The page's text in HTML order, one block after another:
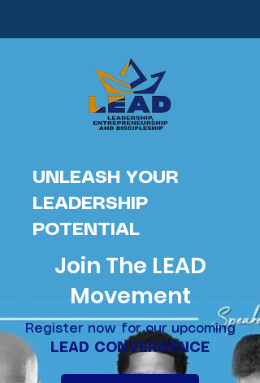
UNLEASH YOUR
LEADERSHIP
POTENTIAL
Join The LEAD
Movement
Register now for our upcoming
LEAD CONVERGENCE